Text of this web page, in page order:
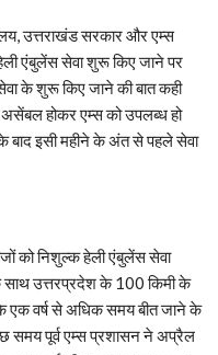
उत्तराखंड सरकार और एम्स
एंबुलेंस सेवा शुरू किए जाने पर
के शुरू किए जाने की बात कही
होकर एम्स को उपलब्ध हो
बाद इसी महीने के अंत से पहले सेवा
को निशुल्क हेली एंबुलेंस सेवा
साथ उत्तरप्रदेश के 100 किमी के
एक वर्ष से अधिक समय बीत जाने के
समय पूर्व एम्स प्रशासन ने अप्रैल